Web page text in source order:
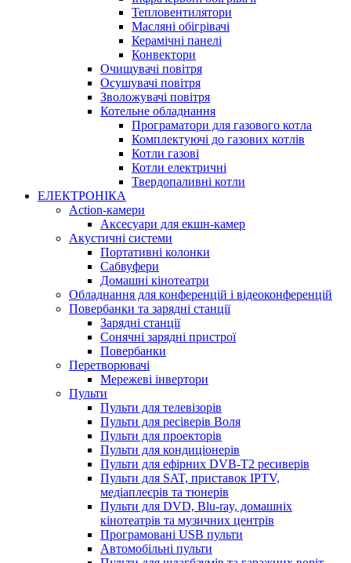
Тепловентилятори
Масляні обігрівачі
Керамічні панелі
Конвектори
Очищувачі повітря
Осушувачі повітря
Зволожувачі повітря
Котельне обладнання
Програматори для газового котла
Комплектуючі до газових котлів
Котли газові
Котли електричні
Твердопаливні котли
ЕЛЕКТРОНІКА
Action-камери
Аксесуари для екшн-камер
Акустичні системи
Портативні колонки
Сабвуфери
Домашні кінотеатри
Обладнання для конференцій і відеоконференцій
Повербанки та зарядні станції
Зарядні станції
Сонячні зарядні пристрої
Повербанки
Перетворювачі
Мережеві інвертори
Пульти
Пульти для телевізорів
Пульти для ресіверів Воля
Пульти для проекторів
Пульти для кондиціонерів
Пульти для ефірних DVB-T2 ресиверів
Пульти для SAT, приставок IPTV,
медіаплеєрів та тюнерів
Пульти для DVD, Blu-ray, домашніх
кінотеатрів та музичних центрів
Програмовані USB пульти
Автомобільні пульти